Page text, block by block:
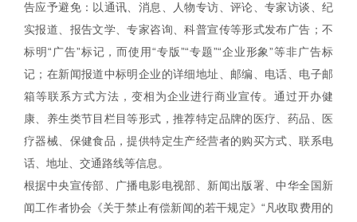
告应予避免：以通讯、消息、人物专访、评论、专家访谈、纪
实报道、报告文学、专家咨询、科普宣传等形式发布广告；不
标明“广告”标记，而使用“专版”“专题”“企业形象”等非广告标
记；在新闻报道中标明企业的详细地址、邮编、电话、电子邮
箱等联系方式方法，变相为企业进行商业宣传。通过开办健
康、养生类节目栏目等形式，推荐特定品牌的医疗、药品、医
疗器械、保健食品，提供特定生产经营者的购买方式、联系电
话、地址、交通路线等信息。
根据中央宣传部、广播电影电视部、新闻出版署、中华全国新
闻工作者协会《关于禁止有偿新闻的若干规定》“凡收取费用的